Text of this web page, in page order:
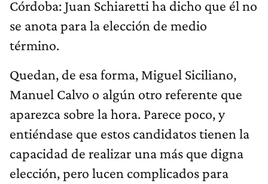
Córdoba: Juan Schiaretti ha dicho que él no
se anota para la elección de medio
término.
Quedan, de esa forma, Miguel Siciliano,
Manuel Calvo o algún otro referente que
aparezca sobre la hora. Parece poco, y
entiéndase que estos candidatos tienen la
capacidad de realizar una más que digna
elección, pero lucen complicados para